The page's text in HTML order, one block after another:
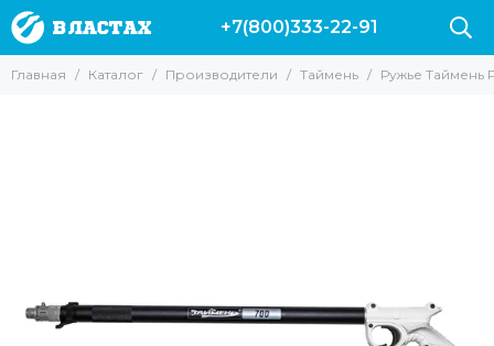
Производители
Скорпена
H.DESSAULT
+7(800)333-22-91
Главная Каталог Производители Таймень Ружье Таймень